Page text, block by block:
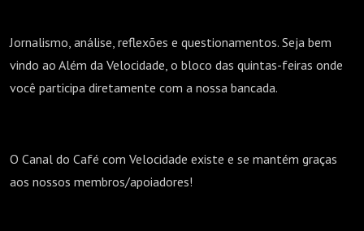
VELOCIDADE
Jornalismo, análise, reflexões e questionamentos. Seja bem
vindo ao Além da Velocidade, o bloco das quintas-feiras onde
você participa diretamente com a nossa bancada.
O Canal do Café com Velocidade existe e se mantém graças
aos nossos membros/apoiadores!